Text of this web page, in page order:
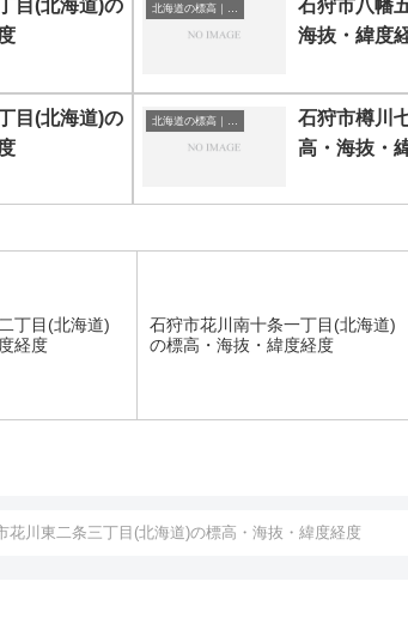
目(北海道)の
石狩市八幡
海抜・緯度
目(北海道)の
石狩市樽川
高・海抜・
丁目(北海道)
経度
石狩市花川南十条一丁目(北海道)
の標高・海抜・緯度経度
花川東二条三丁目(北海道)の標高・海抜・緯度経度